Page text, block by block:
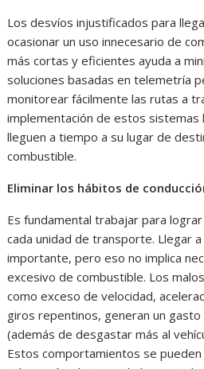
Los desvíos injustificados para
ocasionar un uso innecesario de
más cortas y eficientes ayuda a
soluciones basadas en telemetría
monitorear fácilmente las rutas a
implementación de estos sistemas
lleguen a tiempo a su lugar de
combustible.
Eliminar los hábitos de
Es fundamental trabajar para
cada unidad de transporte. Llegar
importante, pero eso no implica
excesivo de combustible. Los
como exceso de velocidad,
giros repentinos, generan un
(además de desgastar más al
Estos comportamientos se